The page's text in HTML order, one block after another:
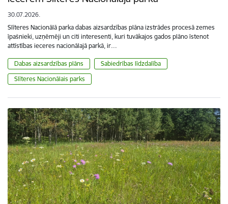
30.07.2026.
Slīteres Nacionālā parka dabas aizsardzības plāna izstrādes procesā zemes
īpašnieki, uzņēmēji un citi interesenti, kuri tuvākajos gados plāno īstenot
attīstības ieceres nacionālajā parkā, ir…
Dabas aizsardzības plāns
Sabiedrības līdzdalība
Slīteres Nacionālais parks